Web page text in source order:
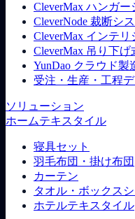
CleverMax ハンガー
CleverNode 裁断シ
CleverMax インテ
CleverMax 吊り下げ
YunDao クラウド製
受注・生産・工程
ソリューション
ホームテキスタイル
寝具セット
羽毛布団・掛け布団
カーテン
タオル・ボックス
ホテルテキスタイル